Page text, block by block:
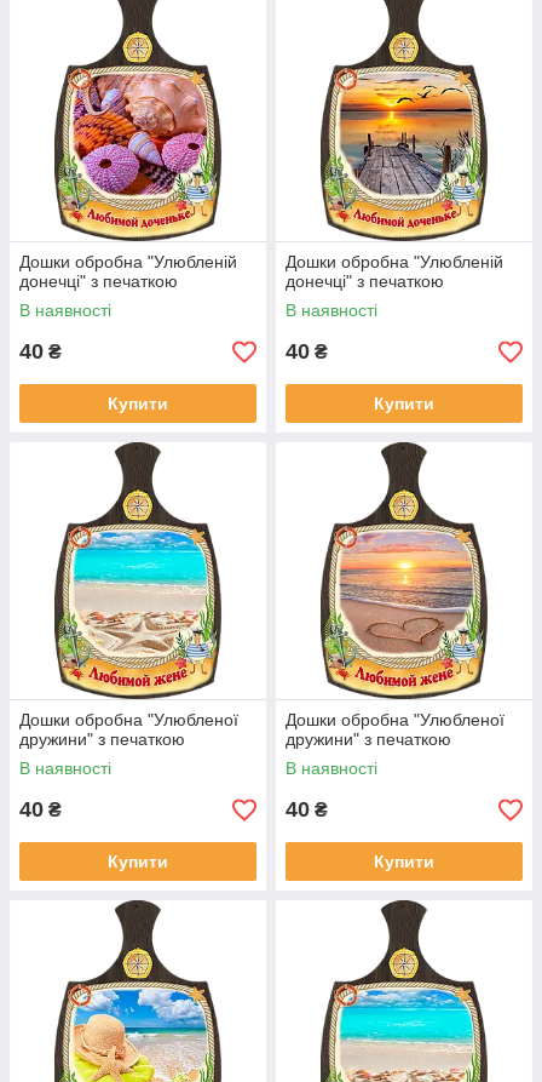
Дошки обробна "Улюбленій
донечці" з печаткою
В наявності
40 ₴
Купити
Дошки обробна "Улюбленій
донечці" з печаткою
В наявності
40 ₴
Купити
Дошки обробна "Улюбленої
дружини" з печаткою
В наявності
40 ₴
Купити
Дошки обробна "Улюбленої
дружини" з печаткою
В наявності
40 ₴
Купити